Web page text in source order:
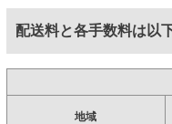
配送料と各手数料は以
地域